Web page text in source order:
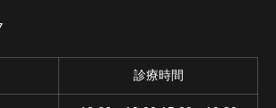
診療時間